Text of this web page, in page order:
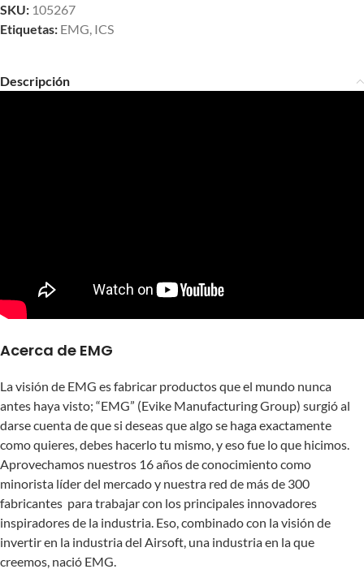
SKU: 105267
Etiquetas: EMG, ICS
Descripción
Acerca de EMG
La visión de EMG es fabricar productos que el mundo nunca
antes haya visto; “EMG” (Evike Manufacturing Group) surgió al
darse cuenta de que si deseas que algo se haga exactamente
como quieres, debes hacerlo tu mismo, y eso fue lo que hicimos.
Aprovechamos nuestros 16 años de conocimiento como
minorista líder del mercado y nuestra red de más de 300
fabricantes para trabajar con los principales innovadores
inspiradores de la industria. Eso, combinado con la visión de
invertir en la industria del Airsoft, una industria en la que
creemos, nació EMG.